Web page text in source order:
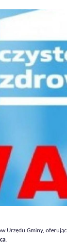
Urzędu Gminy,
.